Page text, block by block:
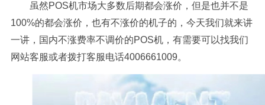
虽然POS机市场大多数后期都会涨价，但是也并不是
100%的都会涨价，也有不涨价的机子的，今天我们就来讲
一讲，国内不涨费率不调价的POS机，有需要可以找我们
网站客服或者拨打客服电话4006661009。